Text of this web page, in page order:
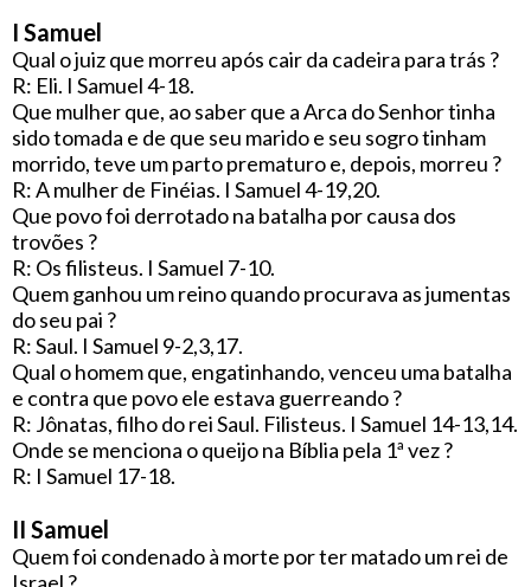
I Samuel
Qual o juiz que morreu após cair da cadeira para trás ?
R: Eli. I Samuel 4-18.
Que mulher que, ao saber que a Arca do Senhor tinha
sido tomada e de que seu marido e seu sogro tinham
morrido, teve um parto prematuro e, depois, morreu ?
R: A mulher de Finéias. I Samuel 4-19,20.
Que povo foi derrotado na batalha por causa dos
trovões ?
R: Os filisteus. I Samuel 7-10.
Quem ganhou um reino quando procurava as jumentas
do seu pai ?
R: Saul. I Samuel 9-2,3,17.
Qual o homem que, engatinhando, venceu uma batalha
e contra que povo ele estava guerreando ?
R: Jônatas, filho do rei Saul. Filisteus. I Samuel 14-13,14.
Onde se menciona o queijo na Bíblia pela 1ª vez ?
R: I Samuel 17-18.
II Samuel
Quem foi condenado à morte por ter matado um rei de